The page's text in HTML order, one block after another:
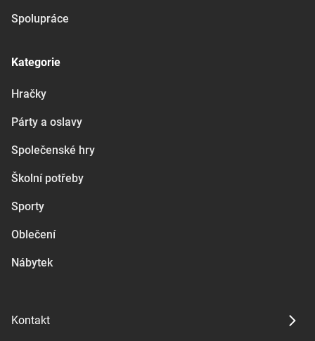
Spolupráce
Kategorie
Hračky
Párty a oslavy
Společenské hry
Školní potřeby
Sporty
Oblečení
Nábytek
Kontakt